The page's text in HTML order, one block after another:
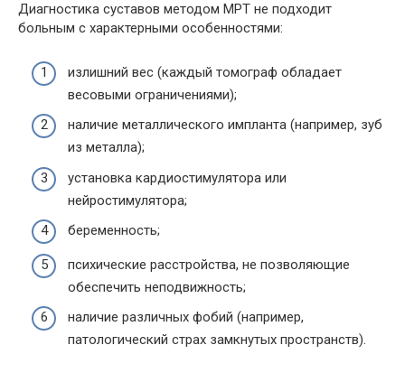
Диагностика суставов методом МРТ не подходит
больным с характерными особенностями:
излишний вес (каждый томограф обладает
весовыми ограничениями);
наличие металлического импланта (например, зуб
из металла);
установка кардиостимулятора или
нейростимулятора;
беременность;
психические расстройства, не позволяющие
обеспечить неподвижность;
наличие различных фобий (например,
патологический страх замкнутых пространств).